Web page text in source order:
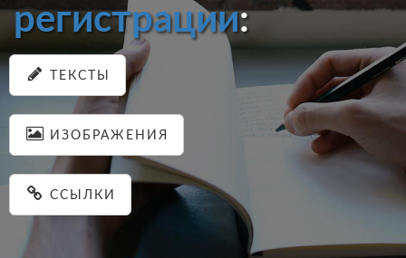
регистрации:
ТЕКСТЫ
ИЗОБРАЖЕНИЯ
ССЫЛКИ